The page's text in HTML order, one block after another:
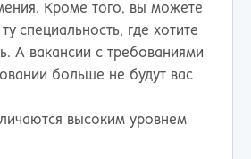
Кроме того, вы можете
специальность, где хотите
А вакансии с требованиями
больше не будут вас
высоким уровнем